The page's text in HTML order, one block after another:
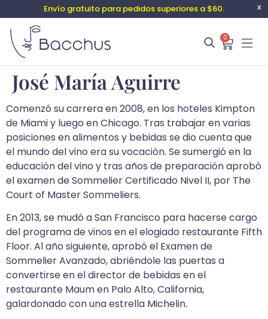
X
Envío gratuito para pedidos superiores a $60.
0
José María Aguirre
Comenzó su carrera en 2008, en los hoteles Kimpton
de Miami y luego en Chicago. Tras trabajar en varias
posiciones en alimentos y bebidas se dio cuenta que
el mundo del vino era su vocación. Se sumergió en la
educación del vino y tras años de preparación aprobó
el examen de Sommelier Certificado Nivel II, por The
Court of Master Sommeliers.
En 2013, se mudó a San Francisco para hacerse cargo
del programa de vinos en el elogiado restaurante Fifth
Floor. Al año siguiente, aprobó el Examen de
Sommelier Avanzado, abriéndole las puertas a
convertirse en el director de bebidas en el
restaurante Maum en Palo Alto, California,
galardonado con una estrella Michelin.